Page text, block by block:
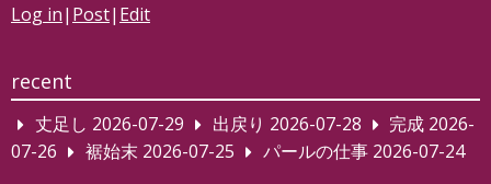
Log in| Post| Edit
recent
丈足し 2026-07-29 出戻り 2026-07-28 完成 2026-
07-26
裾始末 2026-07-25 パールの仕事 2026-07-24